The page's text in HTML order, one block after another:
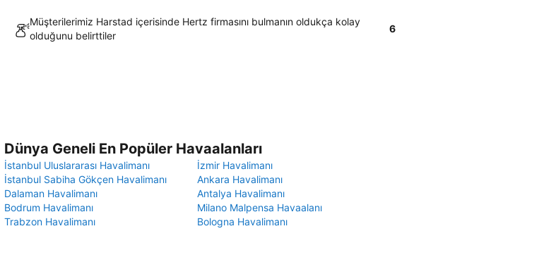
Müşterilerimiz Harstad içerisinde Hertz firmasını bulmanın oldukça kolay
olduğunu belirttiler
6
Dünya Geneli En Popüler Havaalanları
İstanbul Uluslararası Havalimanı
İzmir Havalimanı
İstanbul Sabiha Gökçen Havalimanı
Ankara Havalimanı
Dalaman Havalimanı
Antalya Havalimanı
Bodrum Havalimanı
Milano Malpensa Havaalanı
Trabzon Havalimanı
Bologna Havalimanı